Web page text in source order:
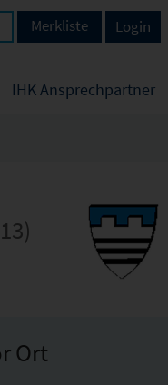
IHK Ansprechpartner
Login
Merkliste
Ort